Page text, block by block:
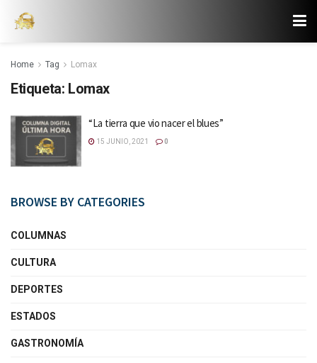
Home Tag Lomax
Etiqueta: Lomax
“La tierra que vio nacer el blues”
15 JUNIO, 2021 0
BROWSE BY CATEGORIES
COLUMNAS
CULTURA
DEPORTES
ESTADOS
GASTRONOMÍA